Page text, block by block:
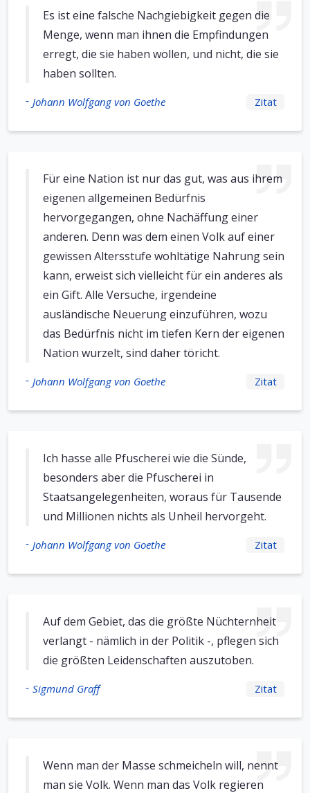
Es ist eine falsche Nachgiebigkeit gegen die
Menge, wenn man ihnen die Empfindungen
erregt, die sie haben wollen, und nicht, die sie
haben sollten.
- Johann Wolfgang von Goethe Zitat
Für eine Nation ist nur das gut, was aus ihrem
eigenen allgemeinen Bedürfnis
hervorgegangen, ohne Nachäffung einer
anderen. Denn was dem einen Volk auf einer
gewissen Altersstufe wohltätige Nahrung sein
kann, erweist sich vielleicht für ein anderes als
ein Gift. Alle Versuche, irgendeine
ausländische Neuerung einzuführen, wozu
das Bedürfnis nicht im tiefen Kern der eigenen
Nation wurzelt, sind daher töricht.
- Johann Wolfgang von Goethe Zitat
Ich hasse alle Pfuscherei wie die Sünde,
besonders aber die Pfuscherei in
Staatsangelegenheiten, woraus für Tausende
und Millionen nichts als Unheil hervorgeht.
- Johann Wolfgang von Goethe Zitat
Auf dem Gebiet, das die größte Nüchternheit
verlangt - nämlich in der Politik -, pflegen sich
die größten Leidenschaften auszutoben.
- Sigmund Graff Zitat
Wenn man der Masse schmeicheln will, nennt
man sie Volk. Wenn man das Volk regieren